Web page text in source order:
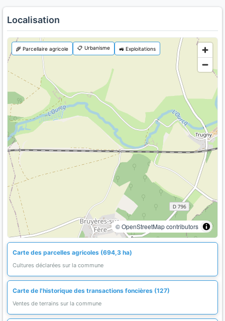
Localisation
© OpenStreetMap contributors
🌾 Parcellaire agricole 📋 Urbanisme 🚜 Exploitations
Carte des parcelles agricoles (694,3 ha)
Cultures déclarées sur la commune
Carte de l'historique des transactions foncières (127)
Ventes de terrains sur la commune